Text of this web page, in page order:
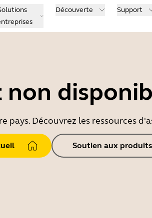
Découverte Support
non
pays. Découvrez les ressources
Soutien aux produits